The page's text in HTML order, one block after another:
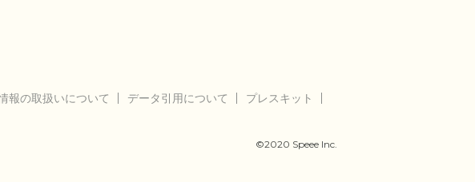
報の取扱いについて データ引用について
プレスキット
©2020 Speee Inc.